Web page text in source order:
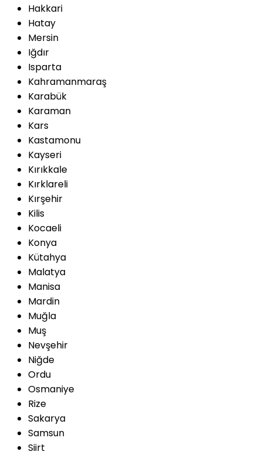
Hakkari
Hatay
Mersin
Iğdır
Isparta
Kahramanmaraş
Karabük
Karaman
Kars
Kastamonu
Kayseri
Kırıkkale
Kırklareli
Kırşehir
Kilis
Kocaeli
Konya
Kütahya
Malatya
Manisa
Mardin
Muğla
Muş
Nevşehir
Niğde
Ordu
Osmaniye
Rize
Sakarya
Samsun
Siirt